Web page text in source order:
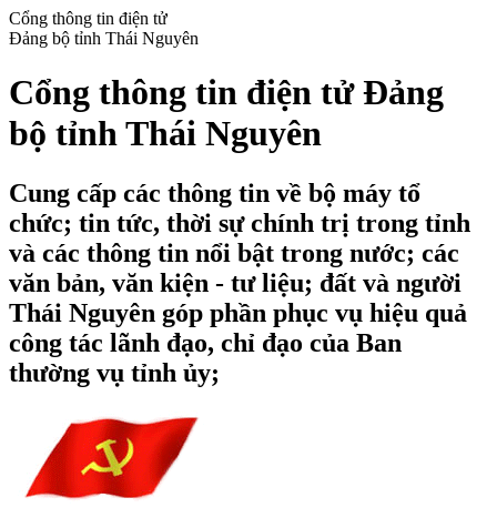
Cổng thông tin điện tử
Đảng bộ tỉnh Thái Nguyên
Cổng thông tin điện tử Đảng
bộ tỉnh Thái Nguyên
Cung cấp các thông tin về bộ máy tổ
chức; tin tức, thời sự chính trị trong tỉnh
và các thông tin nổi bật trong nước; các
văn bản, văn kiện - tư liệu; đất và người
Thái Nguyên góp phần phục vụ hiệu quả
công tác lãnh đạo, chỉ đạo của Ban
thường vụ tỉnh ủy;